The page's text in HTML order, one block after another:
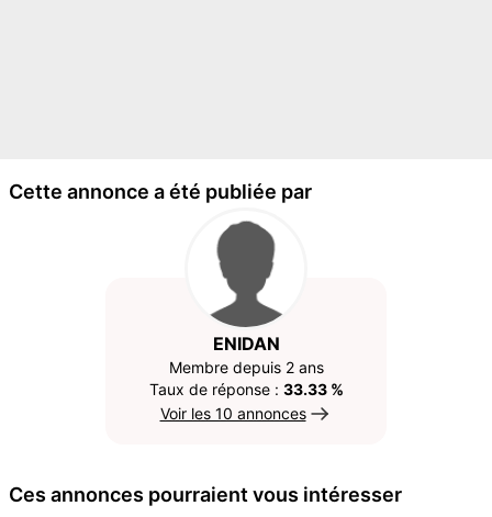
Cette annonce a été publiée par
ENIDAN
Membre depuis 2 ans
Taux de réponse : 33.33 %
Voir les 10 annonces
Ces annonces pourraient vous intéresser